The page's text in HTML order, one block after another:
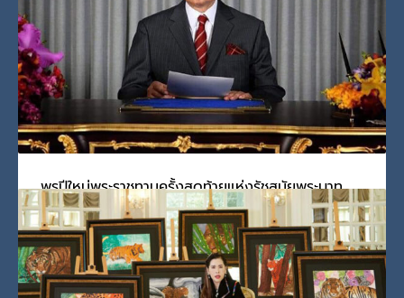
พระบาทสมเด็จพระปรมินทรมหาภูมิพลอดุลยเดช พระบาทสมเด็จ
พระ
PUBLISHED IN รัชกาลที่ 9
พรปีใหม่พระราชทานครั้งสุดท้ายแห่งรัชสมัยพระบาท
สมเด็จพระบรมชนกาธิเบศรมหาภูมิพลอดุลยเดช
มหาราชบรมนาถบพิตร
วันศุกร์, 31 ธันวาคม 2021 BYSCADMIN